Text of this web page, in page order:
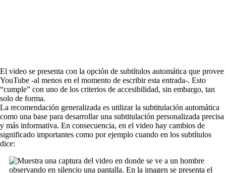
El video se presenta con la opción de subtítulos automática que provee
YouTube -al menos en el momento de escribir esta entrada-. Esto
“cumple” con uno de los criterios de accesibilidad, sin embargo, tan
solo de forma.
La recomendación generalizada es utilizar la subtitulación automática
como una base para desarrollar una subtitulación personalizada precisa
y más informativa. En consecuencia, en el video hay cambios de
significado importantes como por ejemplo cuando en los subtítulos
dice: